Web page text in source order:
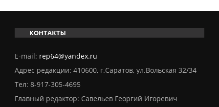
КОНТАКТЫ
E-mail: rep64@yandex.ru
Адрес редакции: 410600, г.Саратов, ул.Вольская 32/34
Тел: 8-917-305-4695
Главный редактор: Савельев Георгий Игоревич